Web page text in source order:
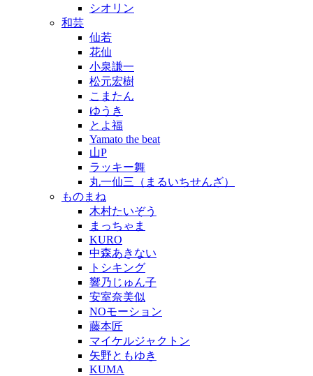
シオリン
和芸
仙若
花仙
小泉謙一
松元宏樹
こまたん
ゆうき
とよ福
Yamato the beat
山P
ラッキー舞
丸一仙三（まるいちせんざ）
ものまね
木村たいぞう
まっちゃま
KURO
中森あきない
トシキング
響乃じゅん子
安室奈美似
NOモーション
藤本匠
マイケルジャクトン
矢野ともゆき
KUMA